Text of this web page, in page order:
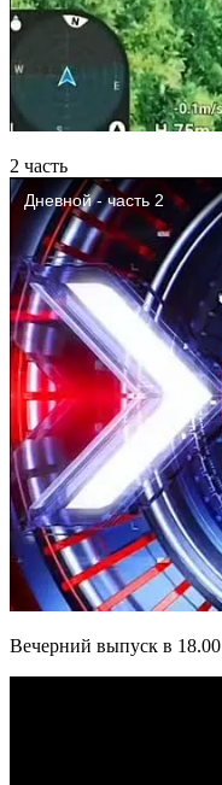
2 часть
Вечерний выпуск в 18.00